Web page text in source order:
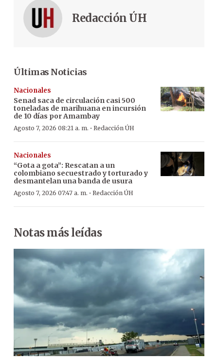
Redacción ÚH
Últimas Noticias
Nacionales
Senad saca de circulación casi 500
toneladas de marihuana en incursión
de 10 días por Amambay
Agosto 7, 2026 08:21 a. m. · Redacción ÚH
Nacionales
“Gota a gota”: Rescatan a un
colombiano secuestrado y torturado y
desmantelan una banda de usura
Agosto 7, 2026 07:47 a. m. · Redacción ÚH
Notas más leídas